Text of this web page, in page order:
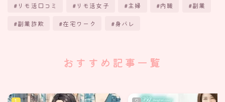
リモ活口コミ リモ活女子 主婦 内職 副業
副業詐欺 在宅ワーク 身バレ
おすすめ記事一覧